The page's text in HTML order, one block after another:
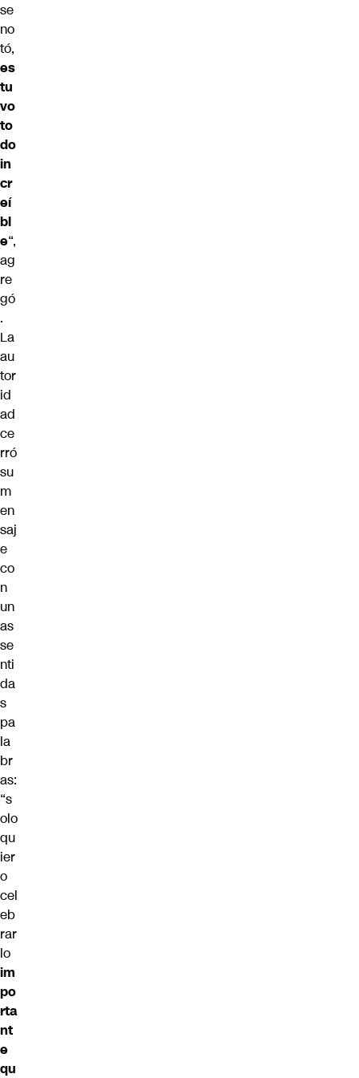
se
no
tó,
es
tu
vo
to
do
in
cr
eí
bl
e“,
ag
re
gó
.
La
au
tor
id
ad
ce
rró
su
m
en
saj
e
co
n
un
as
se
nti
da
s
pa
la
br
as:
“s
olo
qu
ier
o
cel
eb
rar
lo
im
po
rta
nt
e
qu